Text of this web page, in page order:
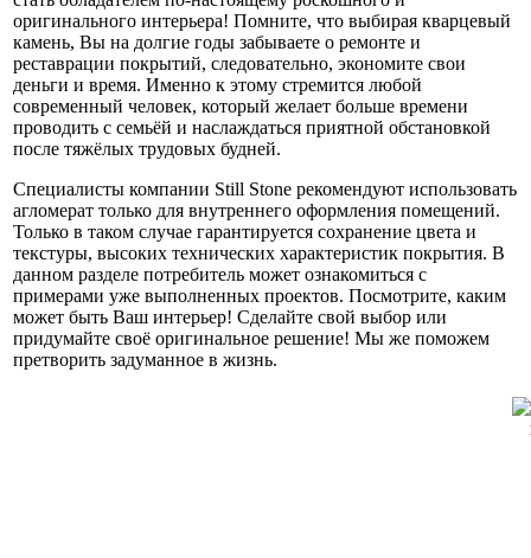
оригинального интерьера! Помните, что выбирая кварцевый
камень, Вы на долгие годы забываете о ремонте и
реставрации покрытий, следовательно, экономите свои
деньги и время. Именно к этому стремится любой
современный человек, который желает больше времени
проводить с семьёй и наслаждаться приятной обстановкой
после тяжёлых трудовых будней.
Специалисты компании Still Stone рекомендуют использовать
агломерат только для внутреннего оформления помещений.
Только в таком случае гарантируется сохранение цвета и
текстуры, высоких технических характеристик покрытия. В
данном разделе потребитель может ознакомиться с
примерами уже выполненных проектов. Посмотрите, каким
может быть Ваш интерьер! Сделайте свой выбор или
придумайте своё оригинальное решение! Мы же поможем
претворить задуманное в жизнь.